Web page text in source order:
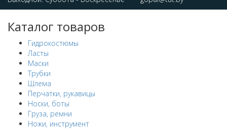
Каталог товаров
Гидрокостюмы
Ласты
Маски
Трубки
Шлема
Перчатки, рукавицы
Носки, боты
Груза, ремни
Ножи, инструмент